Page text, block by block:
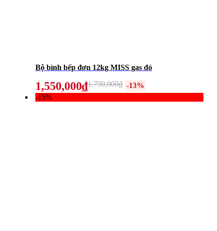
Bộ bình bếp đơn 12kg MISS gas đỏ
1,550,000₫1,790,000₫ -13%
-15%